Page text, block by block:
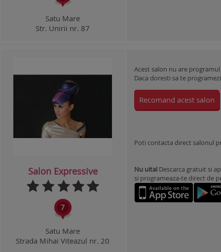
Satu Mare
Str. Unirii nr. 87
Salon Expressive
Satu Mare
Strada Mihai Viteazul nr. 20
Acest salon nu are
Daca doresti sa te
Recomand acest salon
Poti contacta direct salonul
Nu uita! Descarca gratuit si
si programeaza-te direct de